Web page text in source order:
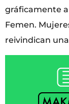
gráficamente
Femen.
reivindican una